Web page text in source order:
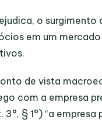
o surgimento
em um
de vista
com a empresa
§ 1°) “a